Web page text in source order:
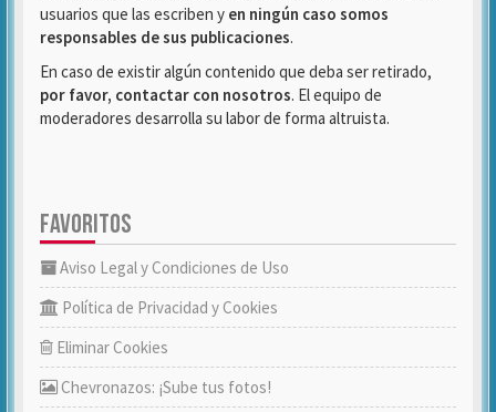
usuarios que las escriben y en ningún caso somos
responsables de sus publicaciones.
En caso de existir algún contenido que deba ser retirado,
por favor, contactar con nosotros. El equipo de
moderadores desarrolla su labor de forma altruista.
FAVORITOS
Aviso Legal y Condiciones de Uso
Política de Privacidad y Cookies
Eliminar Cookies
Chevronazos: ¡Sube tus fotos!